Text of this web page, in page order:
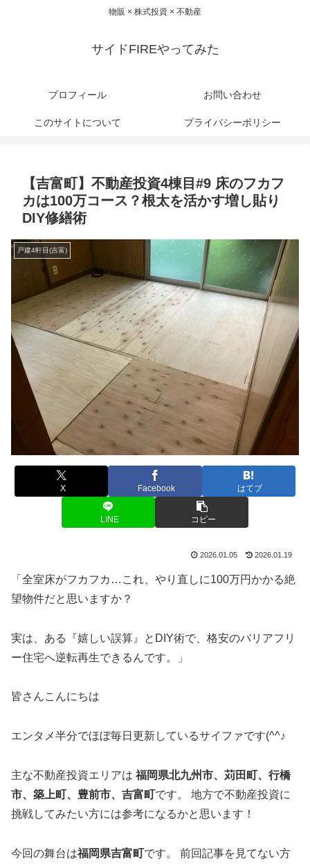
物販 × 株式投資 × 不動産
サイドFIREやってみた
プロフィール お問い合わせ
このサイトについて プライバシーポリシー
【吉富町】不動産投資4棟目#9 床のフカフ
カは100万コース？根太を活かす増し貼り
DIY修繕術
戸建4軒目(吉富)
X Facebook はてブ
LINE コピー
2026.01.05 2026.01.19
「全室床がフカフカ…これ、やり直しに100万円かかる絶
望物件だと思いますか？
実は、ある『嬉しい誤算』とDIY術で、格安のバリアフリ
ー住宅へ逆転再生できるんです。」
皆さんこんにちは
エンタメ半分でほぼ毎日更新しているサイファです(^^♪
主な不動産投資エリアは 福岡県北九州市、苅田町、行橋
市、築上町、豊前市、吉富町です。 地方で不動産投資に
挑戦してみたい方には参考になるかと思います！
今回の舞台は福岡県吉富町です。 前回記事を見てない方